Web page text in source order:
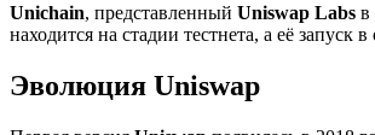
Unichain, представленный Uniswap Labs в
находится на стадии тестнета, а её запуск
Эволюция Uniswap